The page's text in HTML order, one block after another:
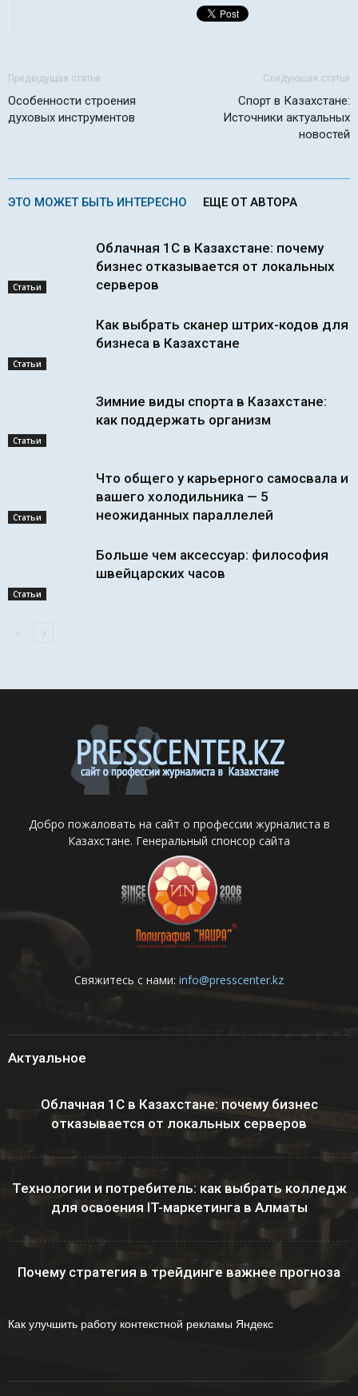
Предыдущая статья
Особенности строения
духовых инструментов
Следующая статья
Спорт в Казахстане:
Источники актуальных
новостей
ЭТО МОЖЕТ БЫТЬ ИНТЕРЕСНО ЕЩЕ ОТ АВТОРА
Статьи
Облачная 1С в Казахстане: почему
бизнес отказывается от локальных
серверов
Статьи
Как выбрать сканер штрих-кодов для
бизнеса в Казахстане
Статьи
Зимние виды спорта в Казахстане:
как поддержать организм
Статьи
Что общего у карьерного самосвала и
вашего холодильника — 5
неожиданных параллелей
Статьи
Больше чем аксессуар: философия
швейцарских часов
Добро пожаловать на сайт о профессии журналиста в
Казахстане. Генеральный спонсор сайта
Свяжитесь с нами: info@presscenter.kz
Актуальное
Облачная 1С в Казахстане: почему бизнес
отказывается от локальных серверов
Технологии и потребитель: как выбрать колледж
для освоения IT-маркетинга в Алматы
Почему стратегия в трейдинге важнее прогноза
Как улучшить работу контекстной рекламы Яндекс